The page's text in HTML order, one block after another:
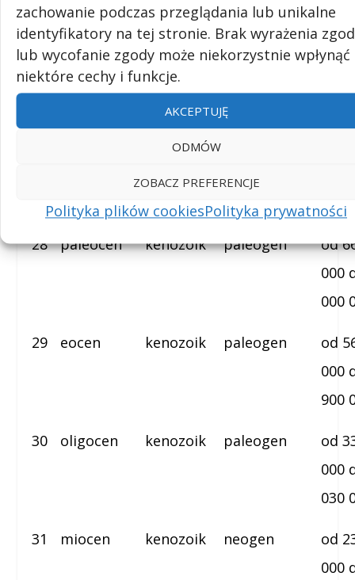
zachowanie podczas przeglądania lub unikalne
identyfikatory na tej stronie. Brak wyrażenia
lub wycofanie zgody może niekorzystnie wpłynąć
niektóre cechy i funkcje.
AKCEPTUJĘ
ODMÓW
ZOBACZ PREFERENCJE
Polityka plików cookiesPolityka prywatności
kreda
000
do
mezozoik kreda
000
28 paleocen kenozoik paleogen
od
000
000
29 eocen kenozoik paleogen
od
000
900
30 oligocen kenozoik paleogen
od
000
030
31 miocen kenozoik neogen
od
000